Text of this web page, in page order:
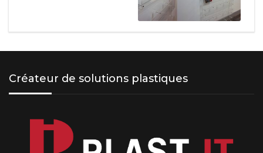
Créateur de solutions plastiques